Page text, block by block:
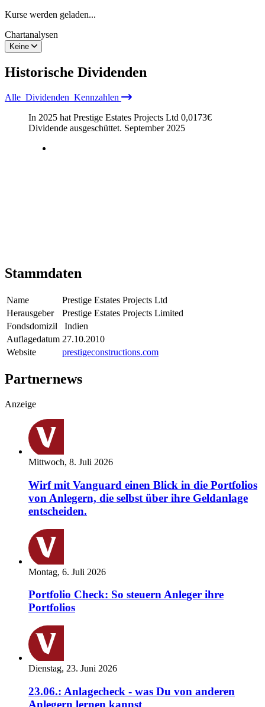
Kurse werden geladen...
Chartanalysen
Keine
Historische Dividenden
Alle Dividenden Kennzahlen
In 2025 hat Prestige Estates Projects Ltd 0,0173€
Dividende ausgeschüttet. September 2025
Stammdaten
Name
Prestige Estates Projects Ltd
Herausgeber
Prestige Estates Projects Limited
Fondsdomizil
Indien
Auflagedatum 27.10.2010
Website
prestigeconstructions.com
Partnernews
Anzeige
Mittwoch, 8. Juli 2026
Wirf mit Vanguard einen Blick in die Portfolios
von Anlegern, die selbst über ihre Geldanlage
entscheiden.
Montag, 6. Juli 2026
Portfolio Check: So steuern Anleger ihre
Portfolios
Dienstag, 23. Juni 2026
23.06.: Anlagecheck - was Du von anderen
Anlegern lernen kannst